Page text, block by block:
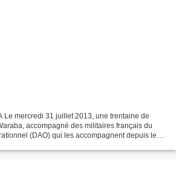
Le mercredi 31 juillet 2013, une trentaine de
accompagné des militaires français du
(DAO) qui les accompagnent depuis le